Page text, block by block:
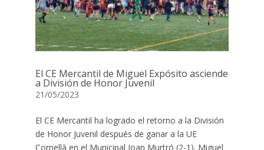
El CE Mercantil de Miguel Expósito asciende
a División de Honor Juvenil
21/05/2023
El CE Mercantil ha logrado el retorno a la División
de Honor Juvenil después de ganar a la UE
Cornellà en el Municipal Joan Murtró (2-1). Miguel